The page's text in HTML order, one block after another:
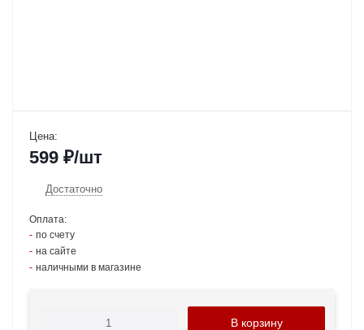
Цена:
599 ₽/шт
Достаточно
Оплата:
по счету
на сайте
наличными в магазине
В корзину